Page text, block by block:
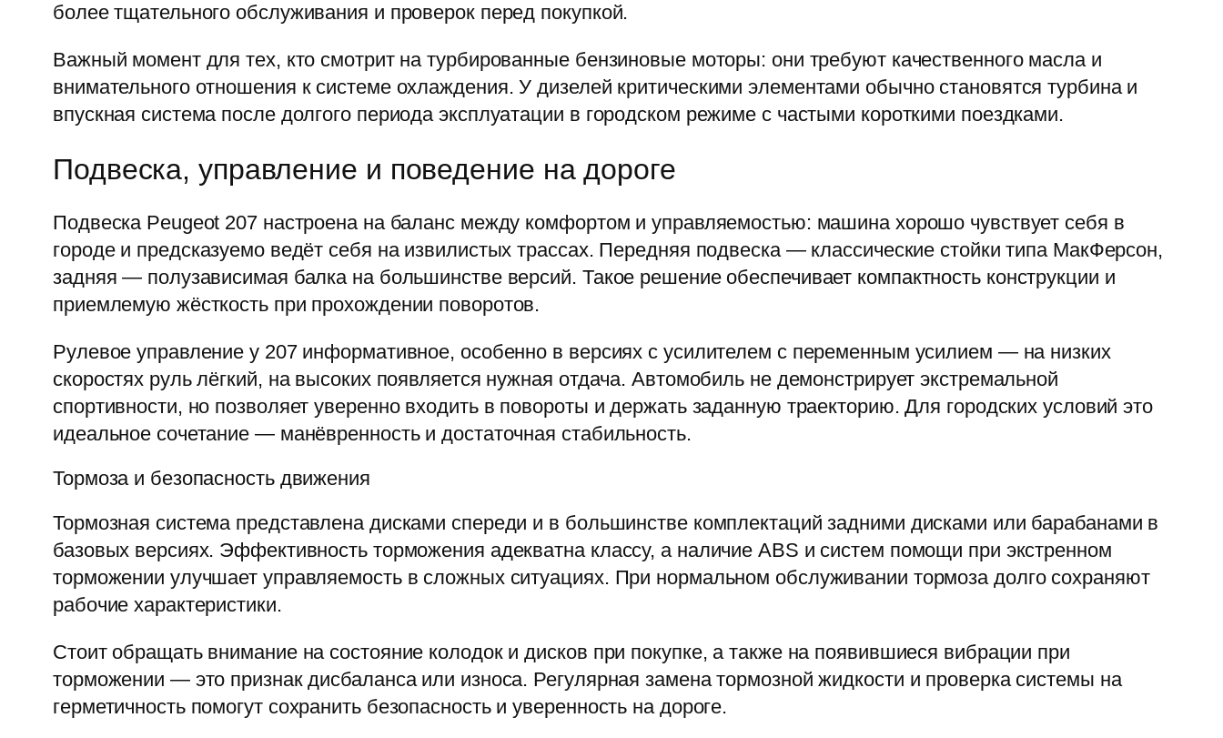
более тщательного обслуживания и проверок перед покупкой.
Важный момент для тех, кто смотрит на турбированные бензиновые моторы: они требуют качественного масла и
внимательного отношения к системе охлаждения. У дизелей критическими элементами обычно становятся турбина и
впускная система после долгого периода эксплуатации в городском режиме с частыми короткими поездками.
Подвеска, управление и поведение на дороге
Подвеска Peugeot 207 настроена на баланс между комфортом и управляемостью: машина хорошо чувствует себя в
городе и предсказуемо ведёт себя на извилистых трассах. Передняя подвеска — классические стойки типа МакФерсон,
задняя — полузависимая балка на большинстве версий. Такое решение обеспечивает компактность конструкции и
приемлемую жёсткость при прохождении поворотов.
Рулевое управление у 207 информативное, особенно в версиях с усилителем с переменным усилием — на низких
скоростях руль лёгкий, на высоких появляется нужная отдача. Автомобиль не демонстрирует экстремальной
спортивности, но позволяет уверенно входить в повороты и держать заданную траекторию. Для городских условий это
идеальное сочетание — манёвренность и достаточная стабильность.
Тормоза и безопасность движения
Тормозная система представлена дисками спереди и в большинстве комплектаций задними дисками или барабанами в
базовых версиях. Эффективность торможения адекватна классу, а наличие ABS и систем помощи при экстренном
торможении улучшает управляемость в сложных ситуациях. При нормальном обслуживании тормоза долго сохраняют
рабочие характеристики.
Стоит обращать внимание на состояние колодок и дисков при покупке, а также на появившиеся вибрации при
торможении — это признак дисбаланса или износа. Регулярная замена тормозной жидкости и проверка системы на
герметичность помогут сохранить безопасность и уверенность на дороге.